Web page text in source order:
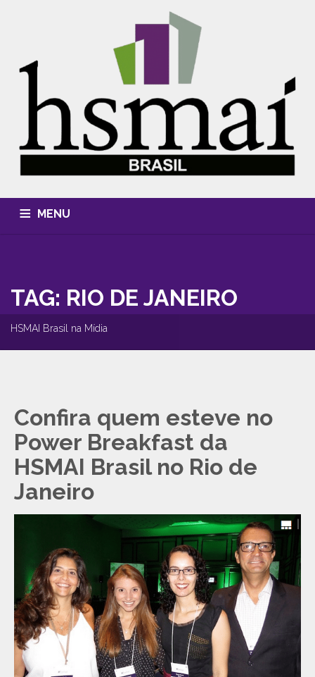
MENU
ASSOCIE-SE CONTATO
TAG: RIO DE JANEIRO
HSMAI Brasil na Mídia
Confira quem esteve no
Power Breakfast da
HSMAI Brasil no Rio de
Janeiro